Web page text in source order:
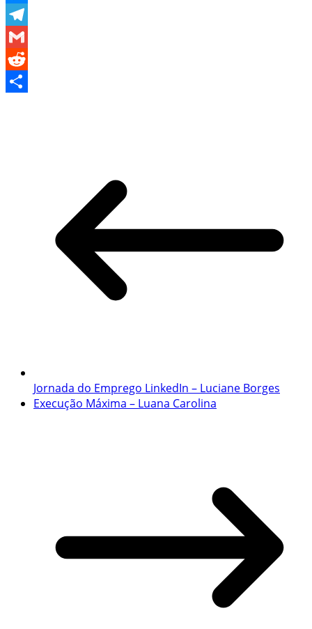
Messenger
Telegram
Gmail
Reddit
Jornada do Emprego LinkedIn – Luciane Borges
Execução Máxima – Luana Carolina